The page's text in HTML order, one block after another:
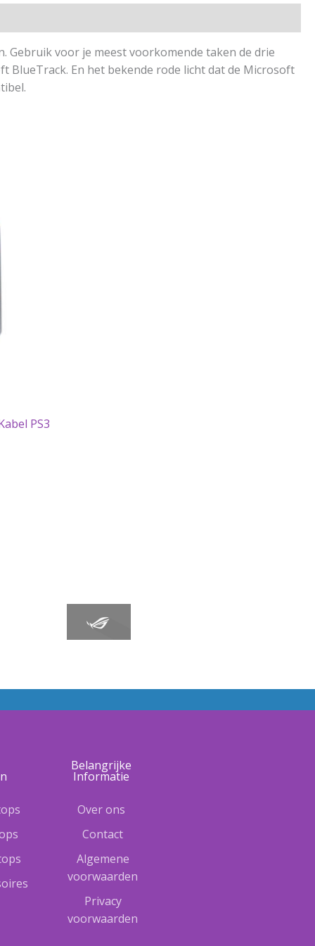
Gebruik voor je meest voorkomende taken de drie
En het bekende rode licht dat de Microsoft
PS3
Belangrijke
Informatie
Over ons
Contact
Algemene
voorwaarden
Privacy
voorwaarden